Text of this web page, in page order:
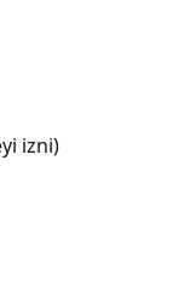
izni)